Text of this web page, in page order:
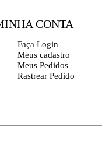
CONTA
Faça Login
Meus cadastro
Meus Pedidos
Rastrear Pedido